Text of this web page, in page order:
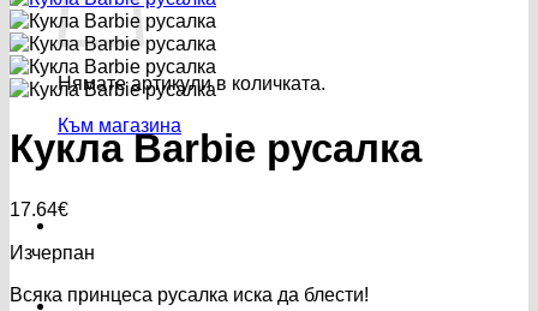
Нямате артикули в количката.
Към магазина
Кукла Barbie русалка
17.64€
Изчерпан
Всяка принцеса русалка иска да блести!